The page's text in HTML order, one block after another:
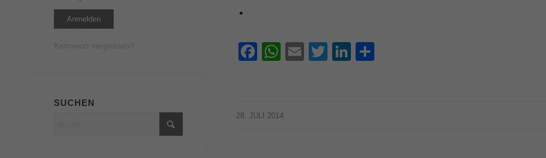
SUCHEN
Facebook
WhatsApp
EmailTwitterLinkedIn
28. JULI 2014